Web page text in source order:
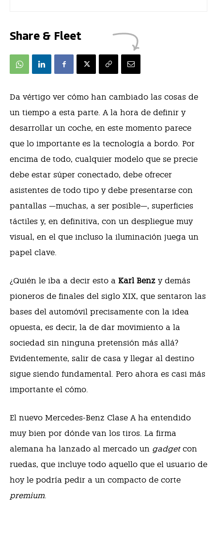
Share & Fleet
Da vértigo ver cómo han cambiado las cosas de
un tiempo a esta parte. A la hora de definir y
desarrollar un coche, en este momento parece
que lo importante es la tecnología a bordo. Por
encima de todo, cualquier modelo que se precie
debe estar súper conectado, debe ofrecer
asistentes de todo tipo y debe presentarse con
pantallas —muchas, a ser posible—, superficies
táctiles y, en definitiva, con un despliegue muy
visual, en el que incluso la iluminación juega un
papel clave.
¿Quién le iba a decir esto a Karl Benz y demás
pioneros de finales del siglo XIX, que sentaron las
bases del automóvil precisamente con la idea
opuesta, es decir, la de dar movimiento a la
sociedad sin ninguna pretensión más allá?
Evidentemente, salir de casa y llegar al destino
sigue siendo fundamental. Pero ahora es casi más
importante el cómo.
El nuevo Mercedes-Benz Clase A ha entendido
muy bien por dónde van los tiros. La firma
alemana ha lanzado al mercado un gadgetcon
ruedas, que incluye todo aquello que el usuario de
hoy le podría pedir a un compacto de corte
premium.